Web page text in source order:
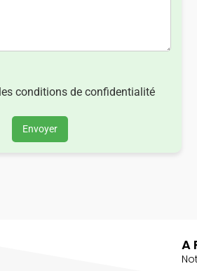
conditions de confidentialité
Envoyer
A